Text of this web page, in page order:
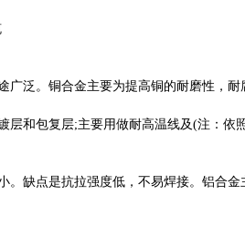
泛。铜合金主要为提高铜的耐磨性，耐
和包复层;主要用做耐高温线及(注：依
缺点是抗拉强度低，不易焊接。铝合金